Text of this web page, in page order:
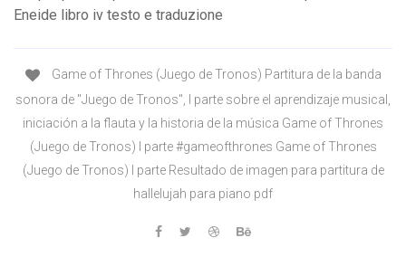
Eneide libro iv testo e traduzione
Game of Thrones (Juego de Tronos) Partitura de la banda
sonora de "Juego de Tronos", I parte sobre el aprendizaje musical,
iniciación a la flauta y la historia de la música Game of Thrones
(Juego de Tronos) I parte #gameofthrones Game of Thrones
(Juego de Tronos) I parte Resultado de imagen para partitura de
hallelujah para piano pdf